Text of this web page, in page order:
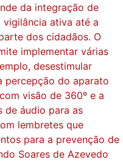
da integração de
ativa até a
dos cidadãos. O
implementar várias
desestimular
percepção do aparato
visão de 360º e a
de áudio para as
lembretes que
para a prevenção de
Soares de Azevedo